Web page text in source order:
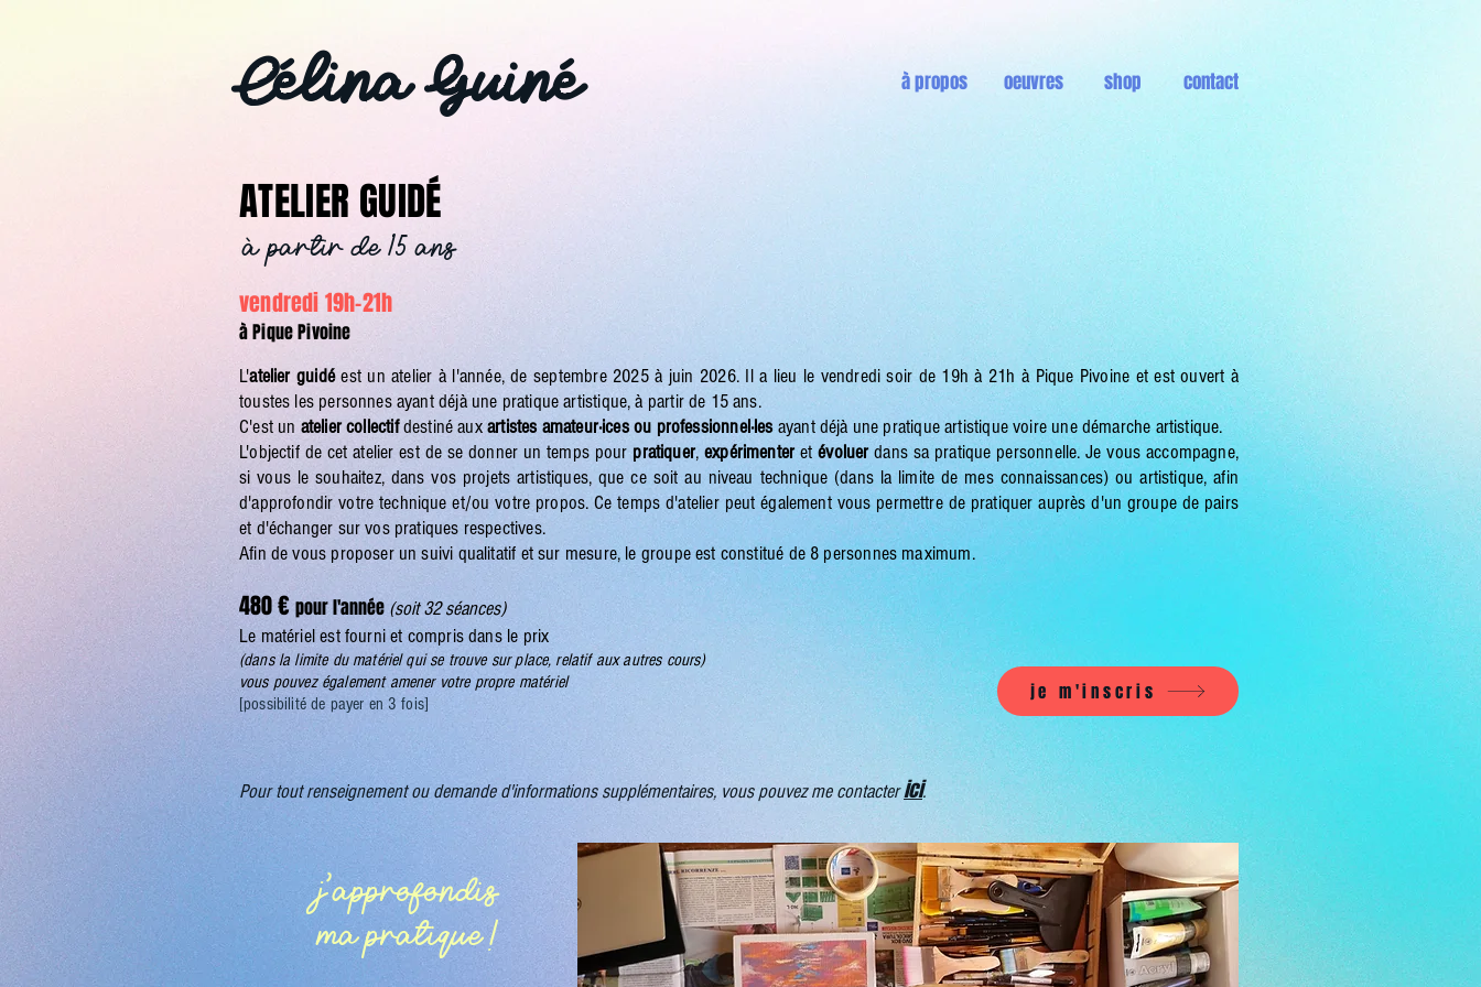
Célina Guiné à propos oeuvres shop contact
ATELIER GUIDÉ
à partir de 15 ans
vendredi 19h-21h
à Pique Pivoine
L'atelier guidéest un atelier à l'année, de septembre 2025 à juin 2026. Il a lieu le vendredi soir de 19h à 21h à Pique Pivoine et est ouvert à
toustes les personnes ayant déjà une pratique artistique, à partir de 15 ans.
C'est unatelier collectifdestiné auxartistes amateur·ices ou professionnel·lesayant déjà une pratique artistique voire une démarche artistique.
L'objectif de cet atelier est de se donner un temps pourpratiquer,expérimenteretévoluerdans sa pratique personnelle. Je vous accompagne,
si vous le souhaitez, dans vos projets artistiques, que ce soit au niveau technique (dans la limite de mes connaissances) ou artistique, afin
d'approfondir votre technique et/ou votre propos. Ce temps d'atelier peut également vous permettre de pratiquer auprès d'un groupe de pairs
et d'échanger sur vos pratiques respectives.
Afin de vous proposer un suivi qualitatif et sur mesure, le groupe est constitué de 8 personnes maximum.
480 €pour l'année (soit 32 séances)
​Le matériel est fourni et compris dans le prix
(dans la limite du matériel qui se trouve sur place, relatif aux autres cours)
vous pouvez également amener votre propre matériel
​[possibilité de payer en 3 fois]
je m'inscris
Pour tout renseignement ou demande d'informations supplémentaires, vous pouvez me contacterici.
j'approfondis
ma pratique !